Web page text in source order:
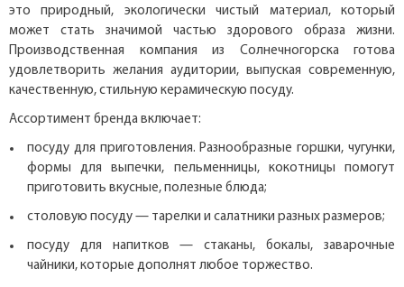
это природный, экологически чистый материал, который
может стать значимой частью здорового образа жизни.
Производственная компания из Солнечногорска готова
удовлетворить желания аудитории, выпуская современную,
качественную, стильную керамическую посуду.
Ассортимент бренда включает:
посуду для приготовления. Разнообразные горшки, чугунки,
формы для выпечки, пельменницы, кокотницы помогут
приготовить вкусные, полезные блюда;
столовую посуду — тарелки и салатники разных размеров;
посуду для напитков — стаканы, бокалы, заварочные
чайники, которые дополнят любое торжество.